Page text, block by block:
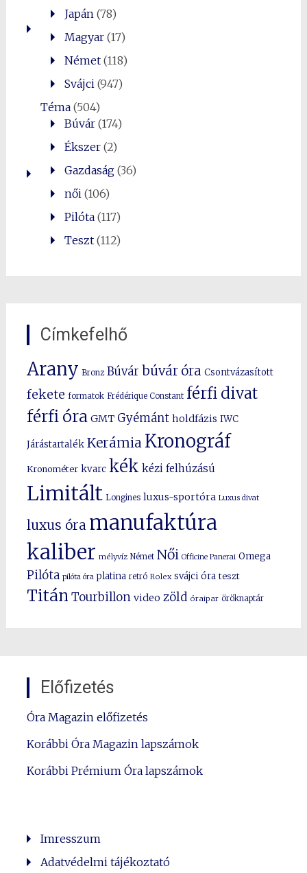
Japán(78)
Magyar(17)
Német(118)
Svájci(947)
Téma(504)
Búvár(174)
Ékszer(2)
Gazdaság(36)
női(106)
Pilóta(117)
Teszt(112)
Címkefelhő
Arany Bronz Búvár búvár óra Csontvázasított
fekete formatok Frédérique Constant férfi divat
férfi óra GMT Gyémánt holdfázis IWC
Járástartalék Kerámia Kronográf
Kronométer kvarc kék kézi felhúzású
Limitált Longines luxus-sportóra Luxus divat
luxus óra manufaktúra
kaliber mélyvíz Német Női Officine Panerai Omega
Pilóta pilóta óra platina retró Rolex svájci óra teszt
Titán Tourbillon video zöld óraipar öröknaptár
Előfizetés
Óra Magazin előfizetés
Korábbi Óra Magazin lapszámok
Korábbi Prémium Óra lapszámok
Imresszum
Adatvédelmi tájékoztató